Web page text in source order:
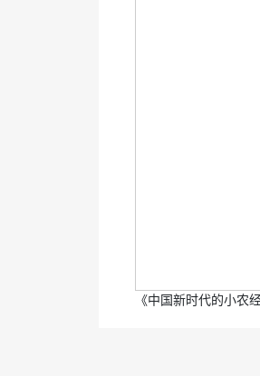
《中国新时代的小农